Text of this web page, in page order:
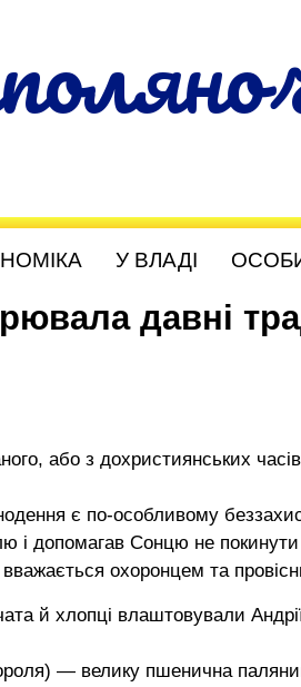
У ВЛАДІ
давні
або з дохристиянських
є по-особливому
і допомагав Сонцю не
охоронцем та
й хлопці влаштовували
— велику пшенична